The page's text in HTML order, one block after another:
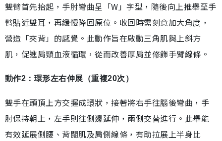
雙臂首先抬起，手肘彎曲呈「W」字型，隨後向上推舉至手
臂貼近雙耳，再緩慢降回原位。收回時需刻意加大角度，
營造「夾背」的感覺。此動作旨在啟動三角肌與上斜方
肌，促進肩頸血液循環，從而改善厚肩並修飾手臂線條。
動作2：環形左右伸展（重複20次）
雙手在頭頂上方交握成環狀，接著將右手往腦後彎曲，手
肘保持朝上，左手則往側邊延伸，兩側交替進行。此舉能
有效延展側腰、背闊肌及肩側線條，有助拉展上半身比